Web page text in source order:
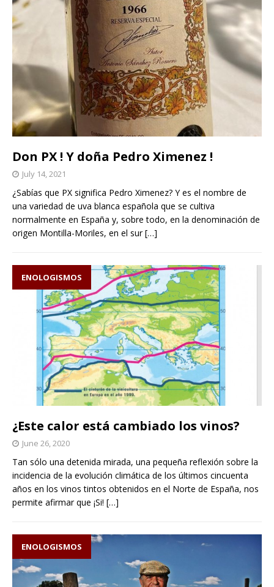
Don PX ! Y doña Pedro Ximenez !
July 14, 2021
¿Sabías que PX significa Pedro Ximenez? Y es el nombre de
una variedad de uva blanca española que se cultiva
normalmente en España y, sobre todo, en la denominación de
origen Montilla-Moriles, en el sur[…]
ENOLOGISMOS
¿Este calor está cambiado los vinos?
June 26, 2020
Tan sólo una detenida mirada, una pequeña reflexión sobre la
incidencia de la evolución climática de los últimos cincuenta
años en los vinos tintos obtenidos en el Norte de España, nos
permite afirmar que ¡Si! […]
ENOLOGISMOS